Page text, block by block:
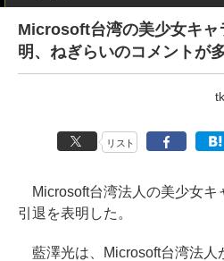
Microsoft台湾の美少女キャ
明、ねぎらいのコメントが
リスト
Microsoft台湾法人の美少女キ
引退を表明した。
藍澤光は、Microsoft台湾法人